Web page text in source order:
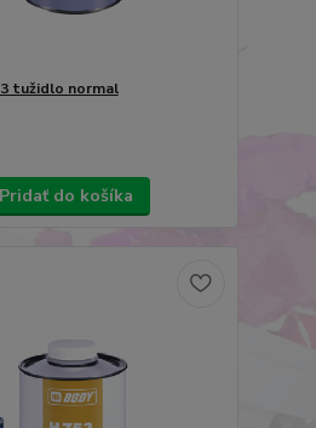
tužidlo normal
Pridať do košíka